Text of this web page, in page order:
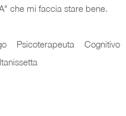
che mi faccia stare bene.
Psicoterapeuta Cognitivo